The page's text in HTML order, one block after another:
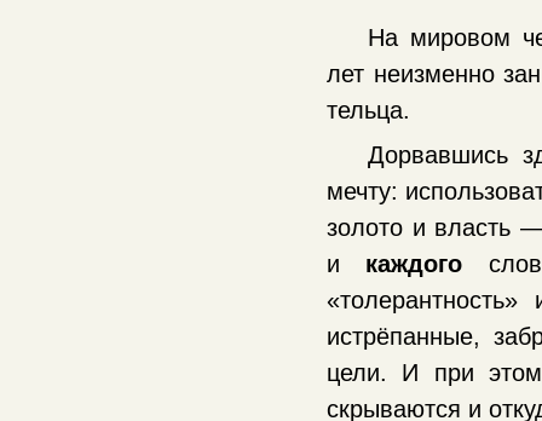
На мировом
лет неизменно
тельца.
Дорвавшись
мечту:
золото и власть
и каждого
истрёпанные,
цели. И при
скрываются и